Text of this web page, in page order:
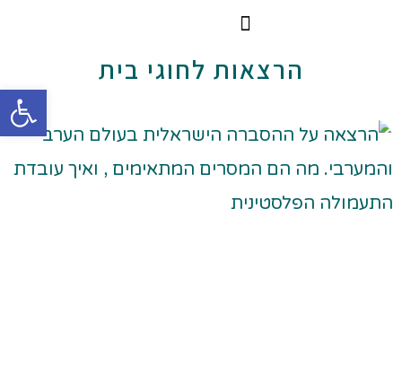
הרצאות לחוגי בית